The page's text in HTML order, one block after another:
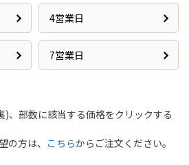
4営業日
7営業日
)、部数に該当する価格をクリックする
方は、 こちらからご注文ください。